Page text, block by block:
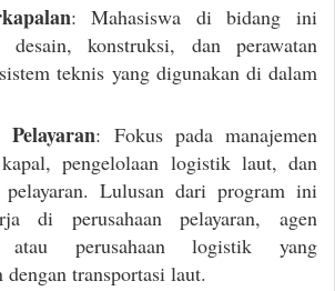
: Mahasiswa di bidang ini
desain, konstruksi, dan perawatan
teknis yang digunakan di dalam
Pelayaran: Fokus pada manajemen
pengelolaan logistik laut, dan
pelayaran. Lulusan dari program ini
di perusahaan pelayaran, agen
atau perusahaan logistik yang
dengan transportasi laut.